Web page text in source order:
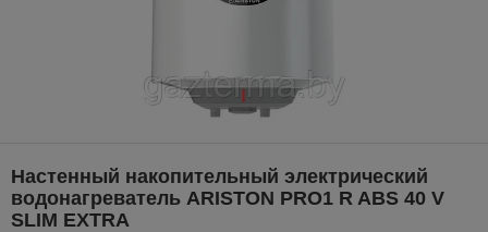
Настенный накопительный электрический
водонагреватель ARISTON PRO1 R ABS 40 V
SLIM EXTRA